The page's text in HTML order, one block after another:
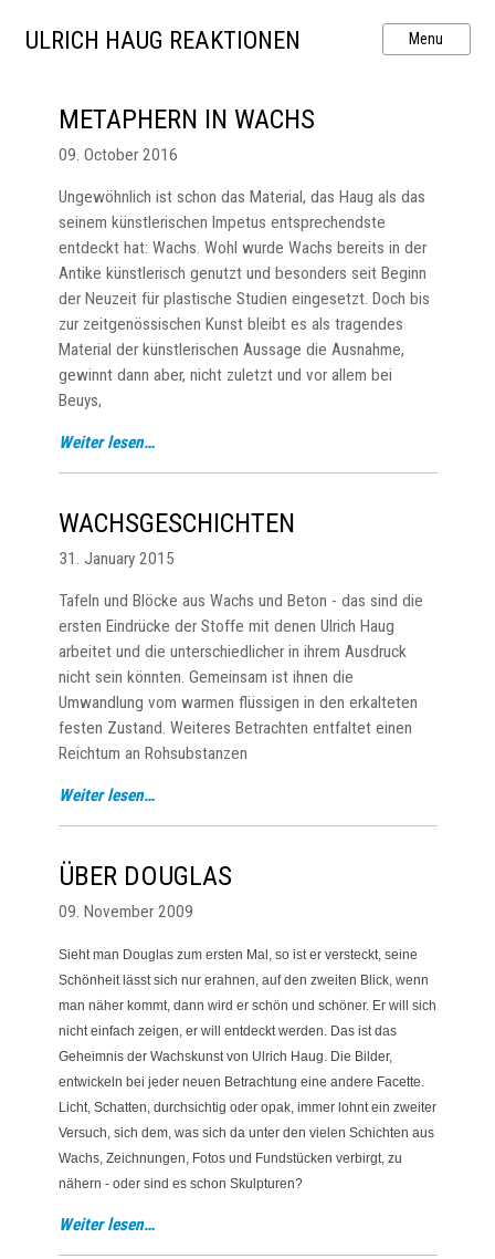
ULRICH HAUG REAKTIONEN
METAPHERN IN WACHS
09. October 2016
Ungewöhnlich ist schon das Material, das Haug als das
seinem künstlerischen Impetus entsprechendste
entdeckt hat: Wachs. Wohl wurde Wachs bereits in der
Antike künstlerisch genutzt und besonders seit Beginn
der Neuzeit für plastische Studien eingesetzt. Doch bis
zur zeitgenössischen Kunst bleibt es als tragendes
Material der künstlerischen Aussage die Ausnahme,
gewinnt dann aber, nicht zuletzt und vor allem bei
Beuys,
Weiter lesen…
WACHSGESCHICHTEN
31. January 2015
Tafeln und Blöcke aus Wachs und Beton - das sind die
ersten Eindrücke der Stoffe mit denen Ulrich Haug
arbeitet und die unterschiedlicher in ihrem Ausdruck
nicht sein könnten. Gemeinsam ist ihnen die
Umwandlung vom warmen flüssigen in den erkalteten
festen Zustand. Weiteres Betrachten entfaltet einen
Reichtum an Rohsubstanzen
Weiter lesen…
ÜBER DOUGLAS
09. November 2009
Sieht man Douglas zum ersten Mal, so ist er versteckt, seine
Schönheit lässt sich nur erahnen, auf den zweiten Blick, wenn
man näher kommt, dann wird er schön und schöner. Er will sich
nicht einfach zeigen, er will entdeckt werden. Das ist das
Geheimnis der Wachskunst von Ulrich Haug. Die Bilder,
entwickeln bei jeder neuen Betrachtung eine andere Facette.
Licht, Schatten, durchsichtig oder opak, immer lohnt ein zweiter
Versuch, sich dem, was sich da unter den vielen Schichten aus
Wachs, Zeichnungen, Fotos und Fundstücken verbirgt, zu
nähern - oder sind es schon Skulpturen?
Weiter lesen…